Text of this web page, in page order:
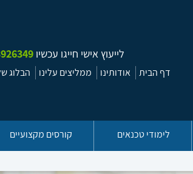
לייעוץ אישי חייגו עכשיו
דף הבית אודותינו ממליצים עלינו הבלוג
לימודי טכנאים קורסים מקצועיים